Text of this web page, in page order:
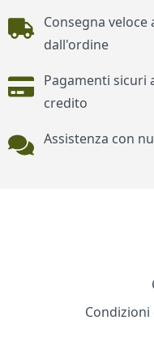
Piè di pagina
Consegna
dall'ordine
Pagamenti sicuri
credito
Assistenza con